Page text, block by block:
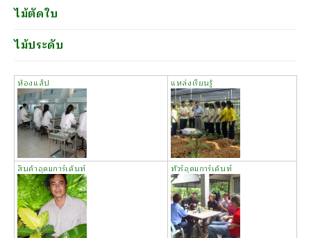
ไม้ตัดใบ
ไม้ประดับ
ห้องแล็ป แหล่งเรียนรู้
สินค้าอุดมการ์เด้นท์ ทัวร์อุดมการ์เด้นท์